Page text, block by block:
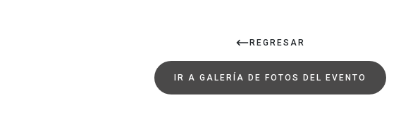
REGRESAR
IR A GALERÍA DE FOTOS DEL EVENTO